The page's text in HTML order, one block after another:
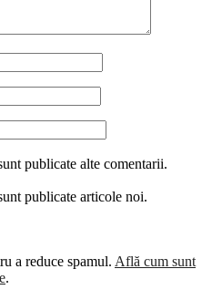
publicate alte comentarii.
publicate articole noi.
a reduce spamul. Află cum sunt
.